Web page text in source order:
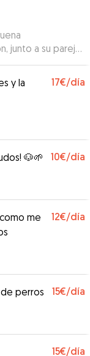
junto a su pareja
no dudaron en
super bien!
y la
17€/día
🐶🌱 10€/día
me
12€/día
perros 15€/día
15€/día